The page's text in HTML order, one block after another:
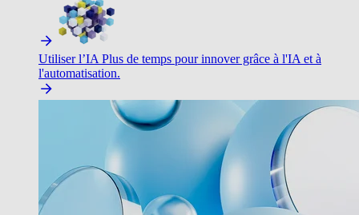
Utiliser l’IA Plus de temps pour innover grâce à l'IA et à
l'automatisation.